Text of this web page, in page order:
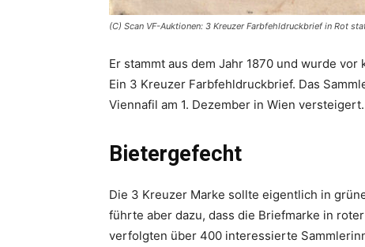
(C) Scan VF-Auktionen: 3 Kreuzer Farbfehldruckbrief in Rot
Er stammt aus dem Jahr 1870 und wurde
Ein 3 Kreuzer Farbfehldruckbrief. Das
Viennafil am 1. Dezember in Wien
Bietergefecht
Die 3 Kreuzer Marke sollte eigentlich in
führte aber dazu, dass die Briefmarke in
verfolgten über 400 interessierte